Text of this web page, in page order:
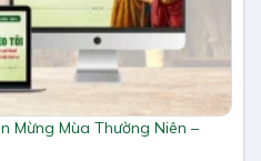
Mừng Mùa Thường Niên –